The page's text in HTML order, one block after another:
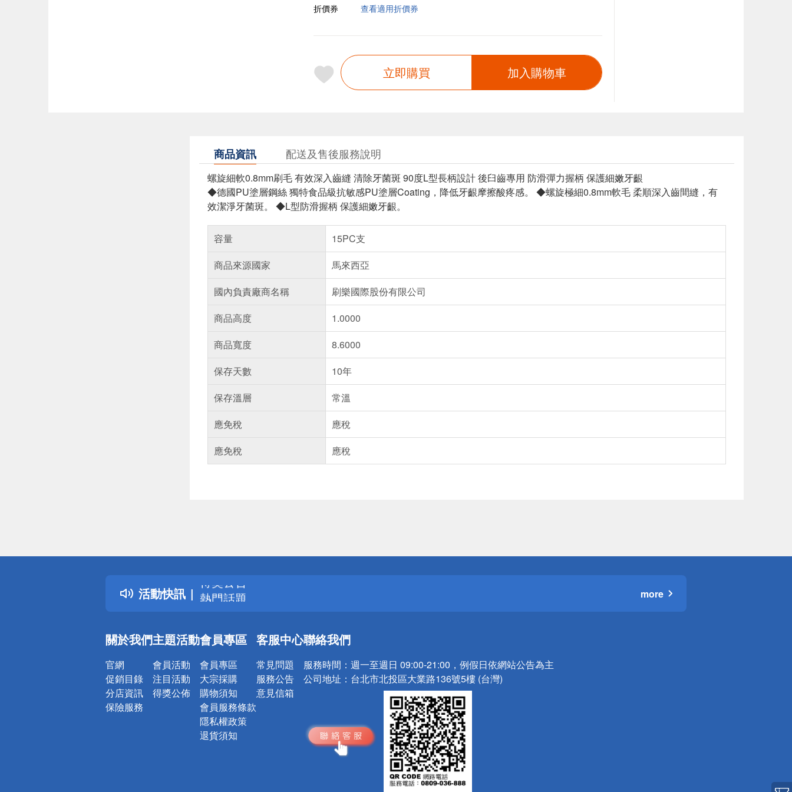
折價券 查看適用折價券
立即購買 加入購物車
商品資訊 配送及售後服務說明
螺旋細軟0.8mm刷毛 有效深入齒縫 清除牙菌斑 90度L型長柄設計 後臼齒專用 防滑彈力握柄 保護細嫩牙齦
◆德國PU塗層鋼絲 獨特食品級抗敏感PU塗層Coating，降低牙齦摩擦酸疼感。 ◆螺旋極細0.8mm軟毛 柔順深入齒間縫，有
效潔淨牙菌斑。 ◆L型防滑握柄 保護細嫩牙齦。
容量
15PC支
商品來源國家
馬來西亞
國內負責廠商名稱
刷樂國際股份有限公司
商品高度
1.0000
商品寬度
8.6000
保存天數
10年
保存溫層
常溫
應免稅
應稅
應免稅
應稅
活動快訊
詐騙網頁！請小心！
得獎公告
熱門話題
銀行優惠
詐騙網頁！請小心！
more
關於我們
官網
促銷目錄
分店資訊
保險服務
主題活動
會員活動
注目活動
得獎公佈
會員專區
會員專區
大宗採購
購物須知
會員服務條款
隱私權政策
退貨須知
客服中心
常見問題
服務公告
意見信箱
聯絡我們
服務時間： 週一至週日 09:00-21:00，例假日依網站公告為主
公司地址： 台北市北投區大業路136號5樓 (台灣)